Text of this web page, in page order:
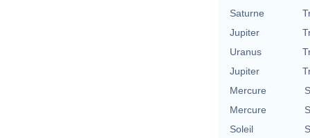
Saturne
Jupiter
Uranus
Jupiter
Mercure
Mercure
Soleil